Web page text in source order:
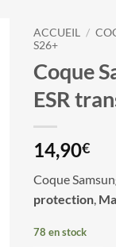
ACCUEIL /
S26+
Coque
ESR
14,90€
Coque
protection
78 en stock